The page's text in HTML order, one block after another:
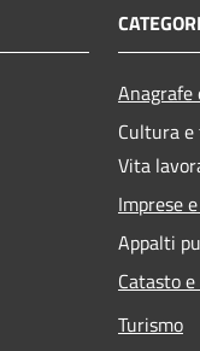
Cultura
Vita
Imprese
Appalti
Catasto
Turismo